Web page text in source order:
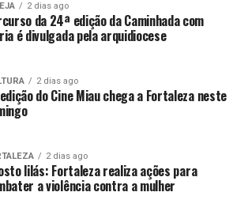
2 dias ago
da 24ª edição da Caminhada com
é divulgada pela arquidiocese
2 dias ago
do Cine Miau chega a Fortaleza neste
2 dias ago
lilás: Fortaleza realiza ações para
a violência contra a mulher